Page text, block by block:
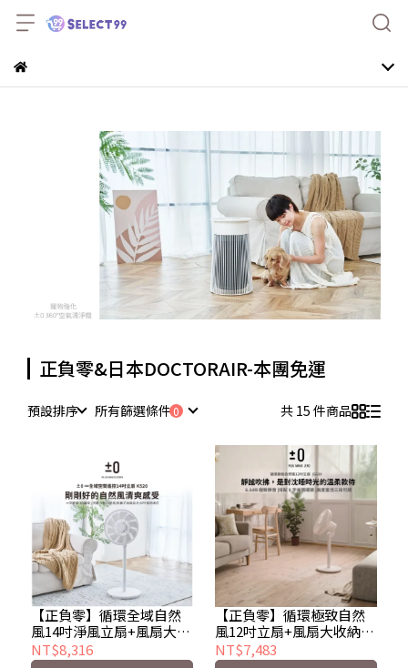
正負零&日本DOCTORAIR-本團免運
預設排序 所有篩選條件 共 15 件商品
【正負零】循環全域自然
風14吋淨風立扇+風扇大收
納包(白)-K520
NT$8,316
【正負零】循環極致自然
風12吋立扇+風扇大收納包
(白)-G630
NT$7,483